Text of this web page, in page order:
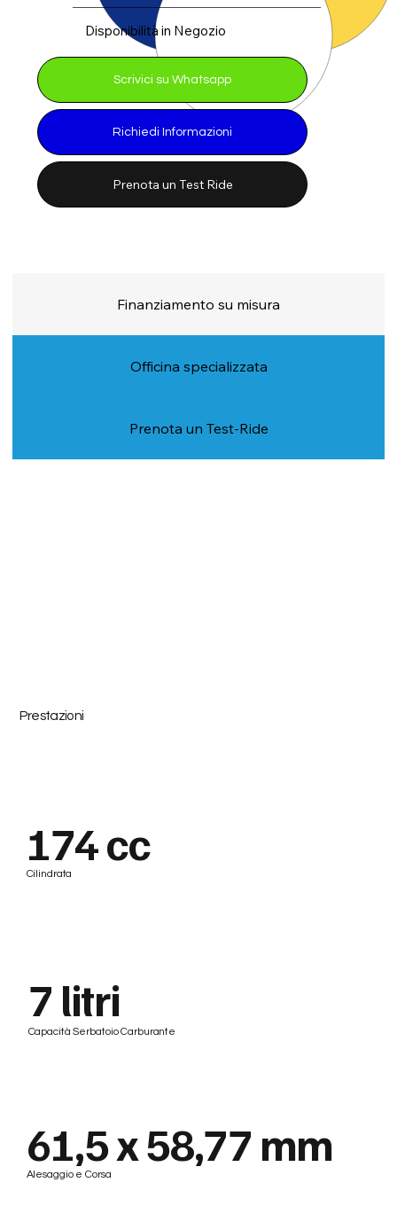
Disponibilità in Negozio
Scrivici su Whatsapp
Richiedi Informazioni
Prenota un Test Ride
Finanziamento su misura
Officina specializzata
Prenota un Test-Ride
Prestazioni
174 cc
Cilindrata
7 litri
Capacità Serbatoio Carburante
61,5 x 58,77 mm
Alesaggio e Corsa